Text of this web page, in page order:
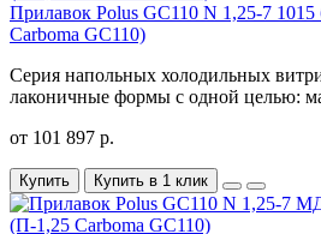
Прилавок Polus GC110 N 1,25-7
Carboma GC110)
Серия напольных холодильных
лаконичные формы с одной целью:
от 101 897 р.
Купить Купить в 1 клик